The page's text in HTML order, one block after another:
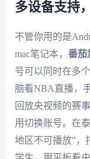
多设备支持
不管你用的是
mac笔记本， 番茄
号可以同时在多
脑看NBA直播，
回放央视频的赛
用切换账号。在
地区不可播放”，